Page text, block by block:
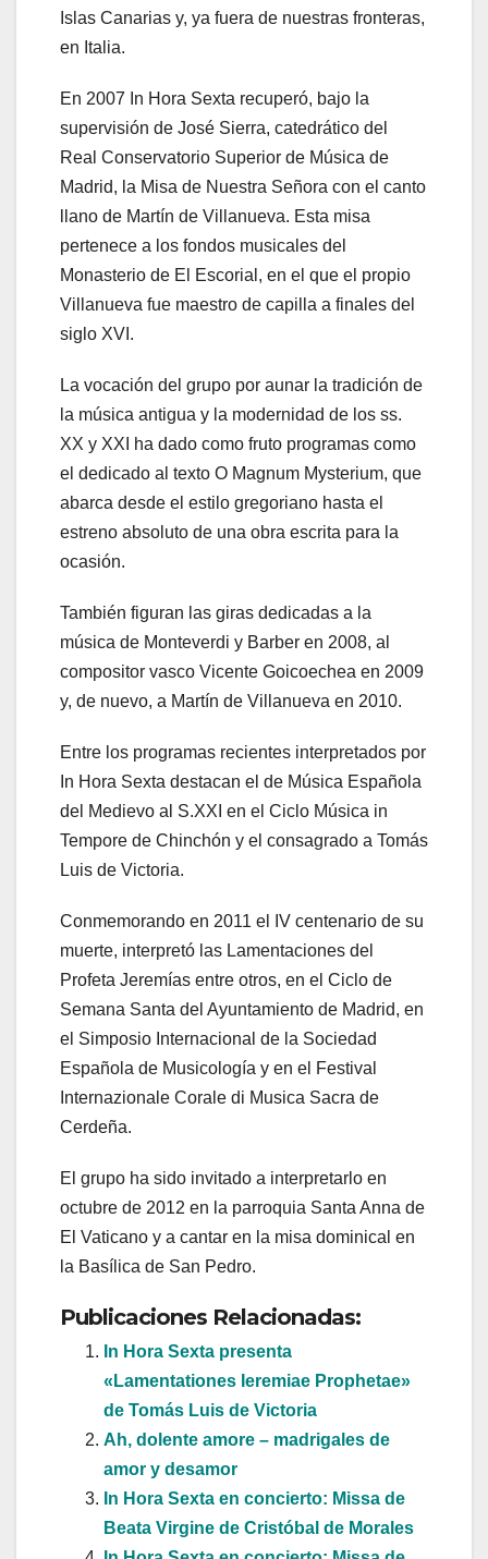
Islas Canarias y, ya fuera de nuestras fronteras,
en Italia.
En 2007 In Hora Sexta recuperó, bajo la
supervisión de José Sierra, catedrático del
Real Conservatorio Superior de Música de
Madrid, la Misa de Nuestra Señora con el canto
llano de Martín de Villanueva. Esta misa
pertenece a los fondos musicales del
Monasterio de El Escorial, en el que el propio
Villanueva fue maestro de capilla a finales del
siglo XVI.
La vocación del grupo por aunar la tradición de
la música antigua y la modernidad de los ss.
XX y XXI ha dado como fruto programas como
el dedicado al texto O Magnum Mysterium, que
abarca desde el estilo gregoriano hasta el
estreno absoluto de una obra escrita para la
ocasión.
También figuran las giras dedicadas a la
música de Monteverdi y Barber en 2008, al
compositor vasco Vicente Goicoechea en 2009
y, de nuevo, a Martín de Villanueva en 2010.
Entre los programas recientes interpretados por
In Hora Sexta destacan el de Música Española
del Medievo al S.XXI en el Ciclo Música in
Tempore de Chinchón y el consagrado a Tomás
Luis de Victoria.
Conmemorando en 2011 el IV centenario de su
muerte, interpretó las Lamentaciones del
Profeta Jeremías entre otros, en el Ciclo de
Semana Santa del Ayuntamiento de Madrid, en
el Simposio Internacional de la Sociedad
Española de Musicología y en el Festival
Internazionale Corale di Musica Sacra de
Cerdeña.
El grupo ha sido invitado a interpretarlo en
octubre de 2012 en la parroquia Santa Anna de
El Vaticano y a cantar en la misa dominical en
la Basílica de San Pedro.
Publicaciones Relacionadas:
In Hora Sexta presenta
«Lamentationes Ieremiae Prophetae»
de Tomás Luis de Victoria
Ah, dolente amore – madrigales de
amor y desamor
In Hora Sexta en concierto: Missa de
Beata Virgine de Cristóbal de Morales